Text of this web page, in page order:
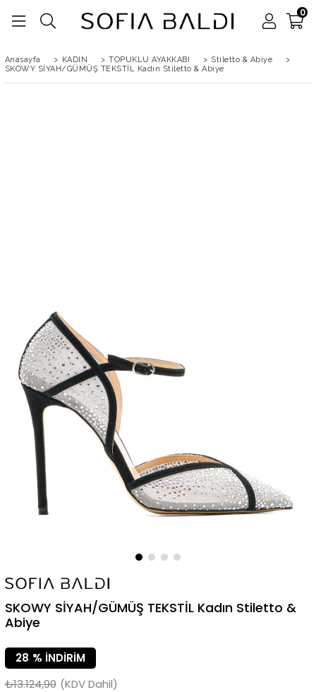
0
Anasayfa > KADIN > TOPUKLU AYAKKABI > Stiletto & Abiye
>
SKOWY SİYAH/GÜMÜŞ TEKSTİL Kadın Stiletto & Abiye
SKOWY SİYAH/GÜMÜŞ TEKSTİL Kadın Stiletto &
Abiye
%
28
İNDIRIM
₺13.124,90 (KDV Dahil)